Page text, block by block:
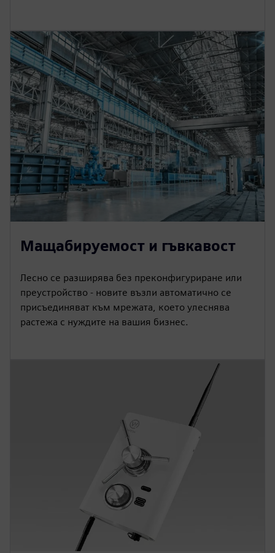
Мащабируемост и гъвкавост
Лесно се разширява без преконфигуриране или
преустройство - новите възли автоматично се
присъединяват към мрежата, което улеснява
растежа с нуждите на вашия бизнес.